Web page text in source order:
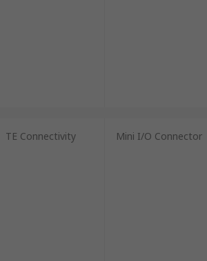
TE Connectivity Mini I/O Connector